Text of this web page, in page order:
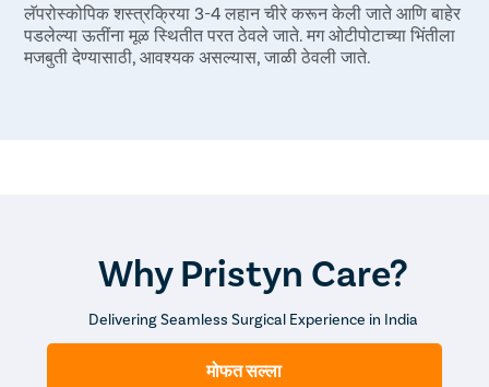
लॅपरोस्कोपिक शस्त्रक्रिया 3-4 लहान चीरे करून केली जाते आणि बाहेर
पडलेल्या ऊतींना मूळ स्थितीत परत ठेवले जाते. मग ओटीपोटाच्या भिंतीला
मजबुती देण्यासाठी, आवश्यक असल्यास, जाळी ठेवली जाते.
Why Pristyn Care?
Delivering Seamless Surgical Experience in India
मोफत सल्ला